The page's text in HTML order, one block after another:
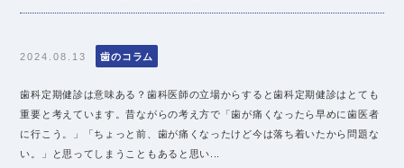
2024.08.13 歯のコラム
歯科定期健診は意味ある？歯科医師の立場からすると歯科定期健診はとても
重要と考えています。昔ながらの考え方で「歯が痛くなったら早めに歯医者
に行こう。」「ちょっと前、歯が痛くなったけど今は落ち着いたから問題な
い。」と思ってしまうこともあると思い...